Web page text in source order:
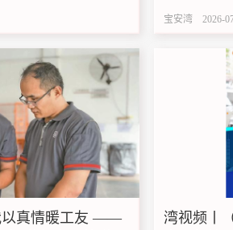
宝安湾 2026-
以真情暖工友 ——
湾视频丨